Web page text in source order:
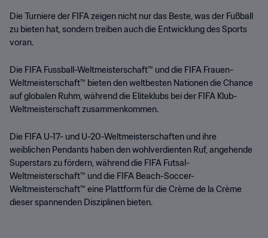
Die Turniere der FIFA zeigen nicht nur das Beste, was der Fußball
zu bieten hat, sondern treiben auch die Entwicklung des Sports
voran.
Die FIFA Fussball-Weltmeisterschaft™ und die FIFA Frauen-
Weltmeisterschaft™ bieten den weltbesten Nationen die Chance
auf globalen Ruhm, während die Eliteklubs bei der FIFA Klub-
Weltmeisterschaft zusammenkommen.
Die FIFA U-17- und U-20-Weltmeisterschaften und ihre
weiblichen Pendants haben den wohlverdienten Ruf, angehende
Superstars zu fördern, während die FIFA Futsal-
Weltmeisterschaft™ und die FIFA Beach-Soccer-
Weltmeisterschaft™ eine Plattform für die Crème de la Crème
dieser spannenden Disziplinen bieten.